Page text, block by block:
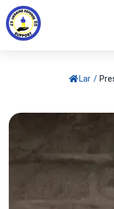
Lar /